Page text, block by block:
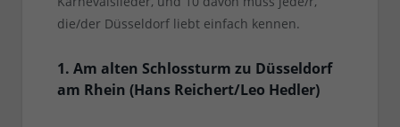
die/der Düsseldorf liebt einfach kennen.
1. Am alten Schlossturm zu Düsseldorf
am Rhein (Hans Reichert/Leo Hedler)